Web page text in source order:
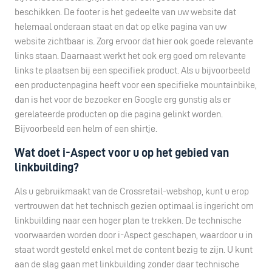
beschikken. De footer is het gedeelte van uw website dat
helemaal onderaan staat en dat op elke pagina van uw
website zichtbaar is. Zorg ervoor dat hier ook goede relevante
links staan. Daarnaast werkt het ook erg goed om relevante
links te plaatsen bij een specifiek product. Als u bijvoorbeeld
een productenpagina heeft voor een specifieke mountainbike,
dan is het voor de bezoeker en Google erg gunstig als er
gerelateerde producten op die pagina gelinkt worden.
Bijvoorbeeld een helm of een shirtje.
Wat doet i-Aspect voor u op het gebied van
linkbuilding?
Als u gebruikmaakt van de Crossretail-webshop, kunt u erop
vertrouwen dat het technisch gezien optimaal is ingericht om
linkbuilding naar een hoger plan te trekken. De technische
voorwaarden worden door i-Aspect geschapen, waardoor u in
staat wordt gesteld enkel met de content bezig te zijn. U kunt
aan de slag gaan met linkbuilding zonder daar technische